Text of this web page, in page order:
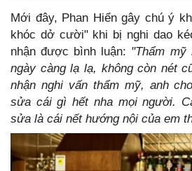
Mới đây, Phan Hiển gây chú ý
khóc dở cười" khi bị nghi dao
nhận được bình luận: "Thẩm mỹ
ngày càng lạ lạ, không còn nét
nhận nghi vấn thẩm mỹ, anh
sửa cái gì hết nha mọi người.
sửa là cái nết hướng nội của em